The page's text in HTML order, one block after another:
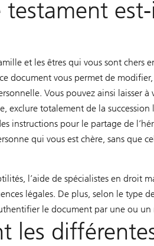
testament
et les êtres qui vous sont chers
document vous permet de
Vous pouvez ainsi
exclure totalement de la
instructions pour le partage de
qui vous est chère, sans que
l’aide de spécialistes en droit
légales. De plus, selon le type
le document par une ou un
les